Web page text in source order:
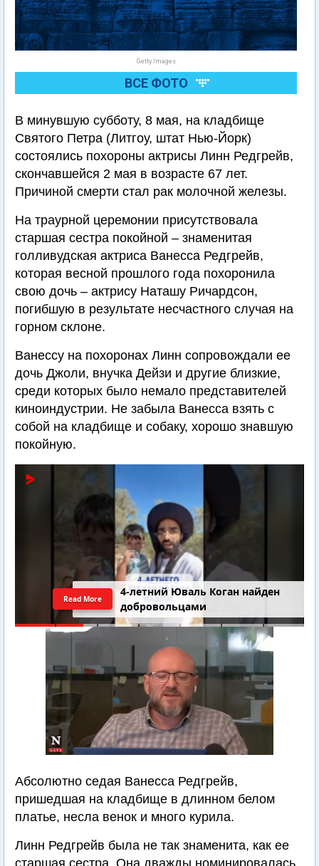
Getty Images
ВСЕ ФОТО
В минувшую субботу, 8 мая, на кладбище
Святого Петра (Литгоу, штат Нью-Йорк)
состоялись похороны актрисы Линн Редгрейв,
скончавшейся 2 мая в возрасте 67 лет.
Причиной смерти стал рак молочной железы.
На траурной церемонии присутствовала
старшая сестра покойной – знаменитая
голливудская актриса Ванесса Редгрейв,
которая весной прошлого года похоронила
свою дочь – актрису Наташу Ричардсон,
погибшую в результате несчастного случая на
горном склоне.
Ванессу на похоронах Линн сопровождали ее
дочь Джоли, внучка Дейзи и другие близкие,
среди которых было немало представителей
киноиндустрии. Не забыла Ванесса взять с
собой на кладбище и собаку, хорошо знавшую
покойную.
4-летний Юваль Коган найден
добровольцами
Read More
Абсолютно седая Ванесса Редгрейв,
пришедшая на кладбище в длинном белом
платье, несла венок и много курила.
Линн Редгрейв была не так знаменита, как ее
старшая сестра. Она дважды номинировалась